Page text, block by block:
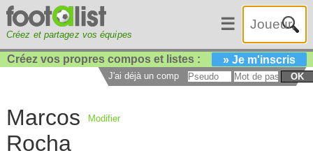
Créez et partagez vos équipes
☰
Créez vos propres compos et listes : » Je m'inscris
J'ai déjà un compte : OK
Marcos
Rocha
Modifier